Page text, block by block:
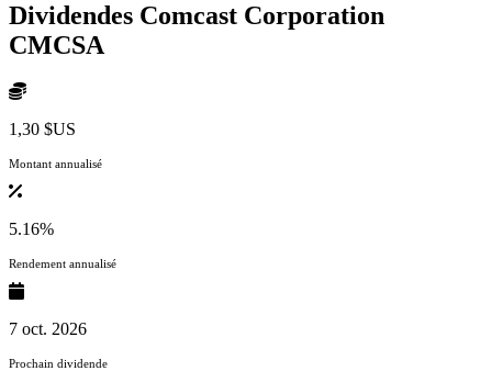
Dividendes Comcast Corporation
CMCSA
1,30 $US
Montant annualisé
5.16%
Rendement annualisé
7 oct. 2026
Prochain dividende